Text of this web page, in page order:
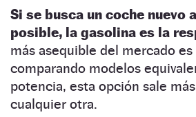
Si se busca un coche nuevo
posible, la gasolina es la
más asequible del mercado es
comparando modelos
potencia, esta opción sale
cualquier otra.